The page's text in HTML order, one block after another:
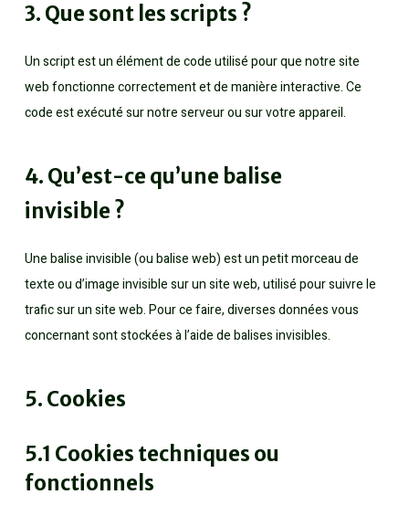
3. Que sont les scripts ?
Un script est un élément de code utilisé pour que notre site
web fonctionne correctement et de manière interactive. Ce
code est exécuté sur notre serveur ou sur votre appareil.
4. Qu’est-ce qu’une balise
invisible ?
Une balise invisible (ou balise web) est un petit morceau de
texte ou d’image invisible sur un site web, utilisé pour suivre le
trafic sur un site web. Pour ce faire, diverses données vous
concernant sont stockées à l’aide de balises invisibles.
5. Cookies
5.1 Cookies techniques ou
fonctionnels